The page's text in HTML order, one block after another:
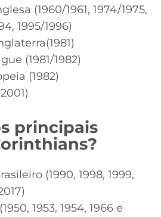
(1960/1961, 1974/1975,
1995/1996)
(1981/1982)
(1982)
principais
(1990, 1998, 1999,
1953, 1954, 1966 e